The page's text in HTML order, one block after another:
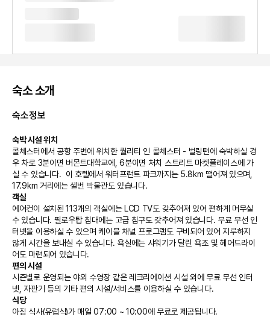
숙소 소개
숙소정보
숙박 시설 위치
콜체스터에서 공항 주변에 위치한 퀄리티 인 콜체스터 - 벌링턴에 숙박하실 경
우 차로 3분이면 버몬트대학교에, 6분이면 처치 스트리트 마켓플레이스에 가
실 수 있습니다.  이 호텔에서 워터프런트 파크까지는 5.8km 떨어져 있으며,
17.9km 거리에는 셸번 박물관도 있습니다.
객실
에어컨이 설치된 113개의 객실에는 LCD TV도 갖추어져 있어 편하게 머무실
수 있습니다. 필로우탑 침대에는 고급 침구도 갖추어져 있습니다. 무료 무선 인
터넷을 이용하실 수 있으며 케이블 채널 프로그램도 구비되어 있어 지루하지
않게 시간을 보내실 수 있습니다. 욕실에는 샤워기가 달린 욕조 및 헤어드라이
어도 마련되어 있습니다.
편의 시설
시즌별로 운영되는 야외 수영장 같은 레크리에이션 시설 외에 무료 무선 인터
넷, 자판기 등의 기타 편의 시설/서비스를 이용하실 수 있습니다.
식당
아침 식사(유럽식)가 매일 07:00 ~ 10:00에 무료로 제공됩니다.